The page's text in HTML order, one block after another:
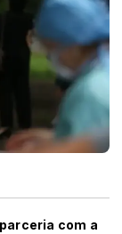
com a